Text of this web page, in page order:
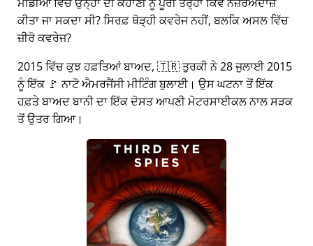
ਕੀਤਾ ਜਾ ਸਕਦਾ ਸੀ? ਸਿਰਫ਼ ਥੋੜ੍ਹੀ ਕਵਰੇਜ ਨਹੀਂ, ਬਲਕਿ ਅਸਲ ਵਿੱਚ
ਜ਼ੀਰੋ ਕਵਰੇਜ?
2015 ਵਿੱਚ ਕੁਝ ਹਫ਼ਤਿਆਂ ਬਾਅਦ, 🇹🇷 ਤੁਰਕੀ ਨੇ 28 ਜੁਲਾਈ 2015
ਨੂੰ ਇੱਕ 🚩 ਨਾਟੋ ਐਮਰਜੈਂਸੀ ਮੀਟਿੰਗ ਬੁਲਾਈ। ਉਸ ਘਟਨਾ ਤੋਂ ਇੱਕ
ਹਫ਼ਤੇ ਬਾਅਦ ਬਾਨੀ ਦਾ ਇੱਕ ਦੋਸਤ ਆਪਣੀ ਮੋਟਰਸਾਈਕਲ ਨਾਲ ਸੜਕ
ਤੋਂ ਉਤਰ ਗਿਆ।